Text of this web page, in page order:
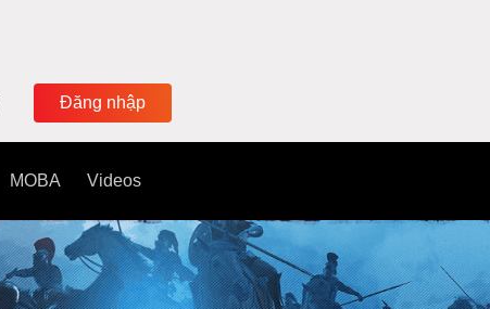
Đăng nhập
MOBA Videos